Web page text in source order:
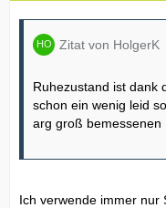
Zitat von HolgerK
Ruhezustand ist dank
schon ein wenig leid
arg groß bemessenen
Ich verwende immer nur